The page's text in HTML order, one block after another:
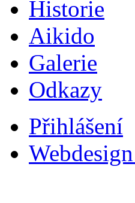
Historie
Aikido
Galerie
Odkazy
Přihlášení